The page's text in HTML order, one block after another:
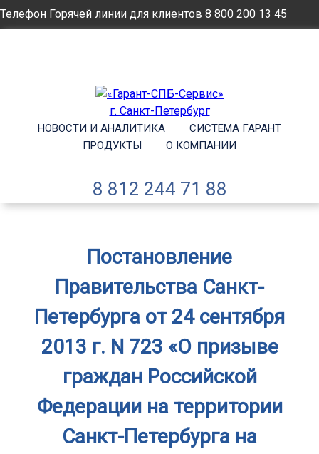
Телефон Горячей линии для клиентов 8 800 200 13 45
НОВОСТИ И АНАЛИТИКА
СИСТЕМА ГАРАНТ
ПРОДУКТЫ
О КОМПАНИИ
8 812 244 71 88
Постановление
Правительства Санкт-
Петербурга от 24 сентября
2013 г. N 723 «О призыве
граждан Российской
Федерации на территории
Санкт-Петербурга на